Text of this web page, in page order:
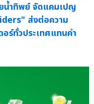
น้ำทิพย์ จัดแคมเปญ
ส่งต่อความ
ร์ทั่วประเทศแทนคำ